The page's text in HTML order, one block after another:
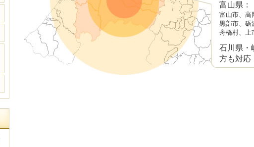
2026.06.25 受給事例
障害者雇用で将来が不安！自閉症
給できたケース
2026.06.18 相談者のアンケートを更新しまし
富山県：
富山市、高
黒部市、砺
舟橋村、上
石川県・
方も対応